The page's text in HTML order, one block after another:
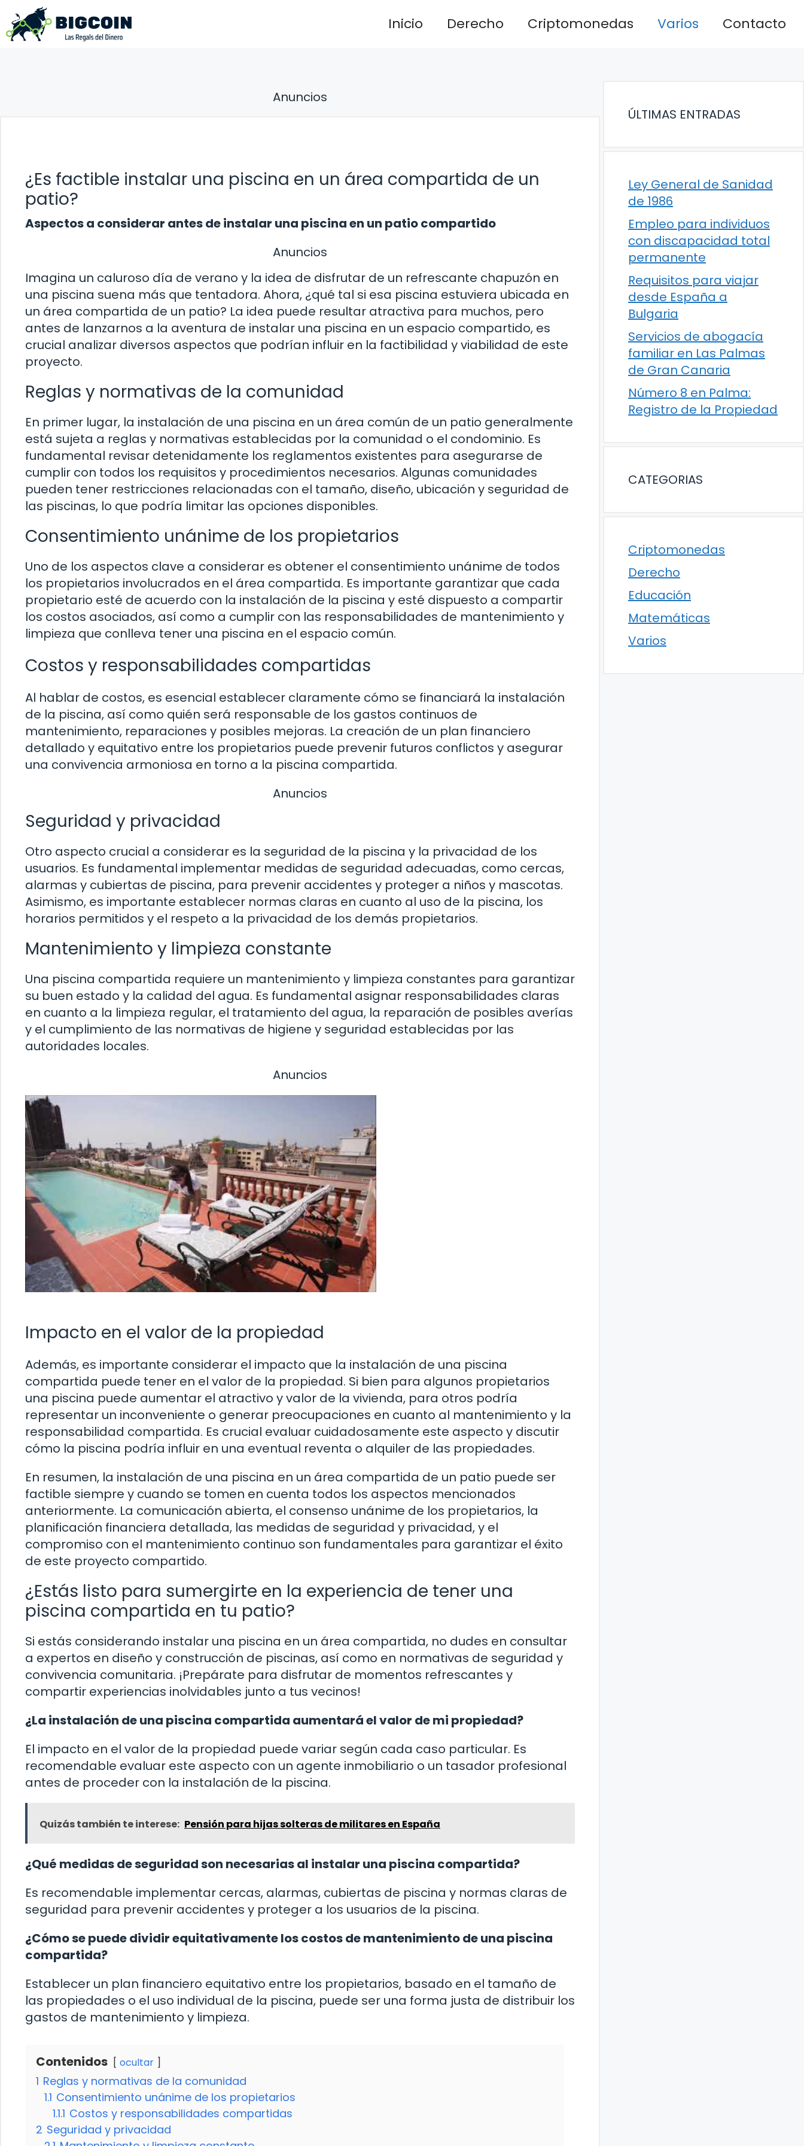
Saltar
contenido
Inicio Derecho Criptomonedas Varios Contacto
Anuncios
¿Es factible instalar una piscina en un área compartida de un
patio?
Aspectos a considerar antes de instalar una piscina en un patio compartido
Anuncios
Imagina un caluroso día de verano y la idea de disfrutar de un refrescante chapuzón en
una piscina suena más que tentadora. Ahora, ¿qué tal si esa piscina estuviera ubicada en
un área compartida de un patio? La idea puede resultar atractiva para muchos, pero
antes de lanzarnos a la aventura de instalar una piscina en un espacio compartido, es
crucial analizar diversos aspectos que podrían influir en la factibilidad y viabilidad de este
proyecto.
Reglas y normativas de la comunidad
En primer lugar, la instalación de una piscina en un área común de un patio generalmente
está sujeta a reglas y normativas establecidas por la comunidad o el condominio. Es
fundamental revisar detenidamente los reglamentos existentes para asegurarse de
cumplir con todos los requisitos y procedimientos necesarios. Algunas comunidades
pueden tener restricciones relacionadas con el tamaño, diseño, ubicación y seguridad de
las piscinas, lo que podría limitar las opciones disponibles.
Consentimiento unánime de los propietarios
Uno de los aspectos clave a considerar es obtener el consentimiento unánime de todos
los propietarios involucrados en el área compartida. Es importante garantizar que cada
propietario esté de acuerdo con la instalación de la piscina y esté dispuesto a compartir
los costos asociados, así como a cumplir con las responsabilidades de mantenimiento y
limpieza que conlleva tener una piscina en el espacio común.
Costos y responsabilidades compartidas
Al hablar de costos, es esencial establecer claramente cómo se financiará la instalación
de la piscina, así como quién será responsable de los gastos continuos de
mantenimiento, reparaciones y posibles mejoras. La creación de un plan financiero
detallado y equitativo entre los propietarios puede prevenir futuros conflictos y asegurar
una convivencia armoniosa en torno a la piscina compartida.
Anuncios
Seguridad y privacidad
Otro aspecto crucial a considerar es la seguridad de la piscina y la privacidad de los
usuarios. Es fundamental implementar medidas de seguridad adecuadas, como cercas,
alarmas y cubiertas de piscina, para prevenir accidentes y proteger a niños y mascotas.
Asimismo, es importante establecer normas claras en cuanto al uso de la piscina, los
horarios permitidos y el respeto a la privacidad de los demás propietarios.
Mantenimiento y limpieza constante
Una piscina compartida requiere un mantenimiento y limpieza constantes para garantizar
su buen estado y la calidad del agua. Es fundamental asignar responsabilidades claras
en cuanto a la limpieza regular, el tratamiento del agua, la reparación de posibles averías
y el cumplimiento de las normativas de higiene y seguridad establecidas por las
autoridades locales.
Anuncios
Impacto en el valor de la propiedad
Además, es importante considerar el impacto que la instalación de una piscina
compartida puede tener en el valor de la propiedad. Si bien para algunos propietarios
una piscina puede aumentar el atractivo y valor de la vivienda, para otros podría
representar un inconveniente o generar preocupaciones en cuanto al mantenimiento y la
responsabilidad compartida. Es crucial evaluar cuidadosamente este aspecto y discutir
cómo la piscina podría influir en una eventual reventa o alquiler de las propiedades.
En resumen, la instalación de una piscina en un área compartida de un patio puede ser
factible siempre y cuando se tomen en cuenta todos los aspectos mencionados
anteriormente. La comunicación abierta, el consenso unánime de los propietarios, la
planificación financiera detallada, las medidas de seguridad y privacidad, y el
compromiso con el mantenimiento continuo son fundamentales para garantizar el éxito
de este proyecto compartido.
¿Estás listo para sumergirte en la experiencia de tener una
piscina compartida en tu patio?
Si estás considerando instalar una piscina en un área compartida, no dudes en consultar
a expertos en diseño y construcción de piscinas, así como en normativas de seguridad y
convivencia comunitaria. ¡Prepárate para disfrutar de momentos refrescantes y
compartir experiencias inolvidables junto a tus vecinos!
¿La instalación de una piscina compartida aumentará el valor de mi propiedad?
El impacto en el valor de la propiedad puede variar según cada caso particular. Es
recomendable evaluar este aspecto con un agente inmobiliario o un tasador profesional
antes de proceder con la instalación de la piscina.
Quizás también te interese: Pensión para hijas solteras de militares en España
¿Qué medidas de seguridad son necesarias al instalar una piscina compartida?
Es recomendable implementar cercas, alarmas, cubiertas de piscina y normas claras de
seguridad para prevenir accidentes y proteger a los usuarios de la piscina.
¿Cómo se puede dividir equitativamente los costos de mantenimiento de una piscina
compartida?
Establecer un plan financiero equitativo entre los propietarios, basado en el tamaño de
las propiedades o el uso individual de la piscina, puede ser una forma justa de distribuir los
gastos de mantenimiento y limpieza.
Contenidos ocultar
1 Reglas y normativas de la comunidad
1.1 Consentimiento unánime de los propietarios
1.1.1 Costos y responsabilidades compartidas
2 Seguridad y privacidad
ÚLTIMAS ENTRADAS
Ley General de Sanidad
de 1986
Empleo para individuos
con discapacidad total
permanente
Requisitos para viajar
desde España a
Bulgaria
Servicios de abogacía
familiar en Las Palmas
de Gran Canaria
Número 8 en Palma:
Registro de la Propiedad
CATEGORIAS
Criptomonedas
Derecho
Educación
Matemáticas
Varios